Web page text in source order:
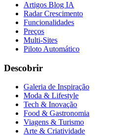
Artigos Blog IA
Radar Crescimento
Funcionalidades
Preços
Multi-Sites
Piloto Automático
Descobrir
Galeria de Inspiração
Moda & Lifestyle
Tech & Inovação
Food & Gastronomia
Viagens & Turismo
Arte & Criatividade